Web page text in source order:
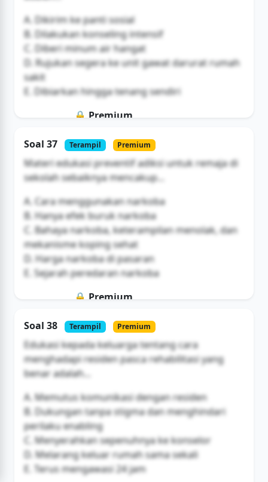
A. Dikirim ke panti sosial
B. Dilakukan konseling intensif
C. Diberi minum air hangat
D. Rujukan segera ke unit gawat darurat rumah
sakit
E. Dibiarkan hingga tenang sendiri
🔒 Premium
Buka Akses
Soal 37 Terampil Premium
Materi edukasi preventif adiksi untuk remaja di
sekolah sebaiknya mencakup...
A. Cara menggunakan narkoba
B. Hanya efek buruk narkoba
C. Bahaya narkoba, keterampilan menolak, dan
mekanisme koping sehat
D. Harga narkoba di pasaran
E. Sejarah peredaran narkoba
🔒 Premium
Buka Akses
Soal 38 Terampil Premium
Edukasi kepada keluarga tentang cara
menghadapi residen pasca rehabilitasi yang
benar adalah...
A. Memutus komunikasi dengan residen
B. Dukungan tanpa stigma dan menghindari
perilaku enabling
C. Menyerahkan sepenuhnya ke konselor
D. Melarang keluar rumah sama sekali
E. Terus mengawasi 24 jam